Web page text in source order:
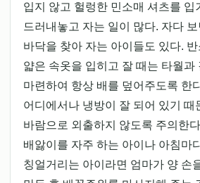
입지 않고 헐렁한 민소매 셔츠를 입
드러내놓고 자는 일이 많다. 자다
바닥을 찾아 자는 아이들도 있다. 반
얇은 속옷을 입히고 잘 때는 타월과
마련하여 항상 배를 덮어주도록 한
어디에서나 냉방이 잘 되어 있기 때
바람으로 외출하지 않도록 주의한
배앓이를 자주 하는 아이나 아침마
칭얼거리는 아이라면 엄마가 양 손